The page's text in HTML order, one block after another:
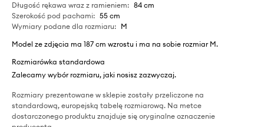
Długość rękawa wraz z ramieniem: 84 cm
Szerokość pod pachami: 55 cm
Wymiary podane dla rozmiaru: M
Model ze zdjęcia ma 187 cm wzrostu i ma na sobie rozmiar M.
Rozmiarówka standardowa
Zalecamy wybór rozmiaru, jaki nosisz zazwyczaj.
Rozmiary prezentowane w sklepie zostały przeliczone na
standardową, europejską tabelę rozmiarową. Na metce
dostarczonego produktu znajduje się oryginalne oznaczenie